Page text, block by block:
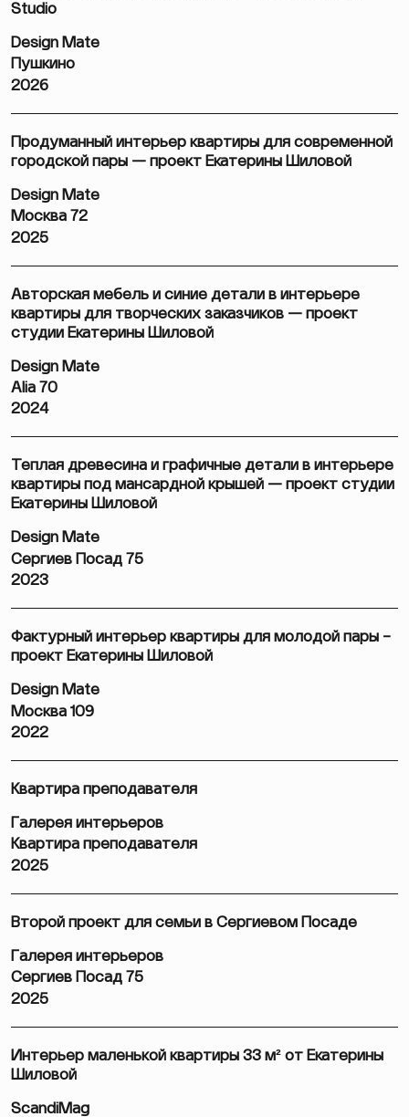
Studio
Design Mate
Пушкино
2026
Продуманный интерьер квартиры для современной
городской пары — проект Екатерины Шиловой
Design Mate
Москва 72
2025
Авторская мебель и синие детали в интерьере
квартиры для творческих заказчиков — проект
студии Екатерины Шиловой
Design Mate
Alia 70
2024
Теплая древесина и графичные детали в интерьере
квартиры под мансардной крышей — проект студии
Екатерины Шиловой
Design Mate
Сергиев Посад 75
2023
Фактурный интерьер квартиры для молодой пары –
проект Екатерины Шиловой
Design Mate
Москва 109
2022
Квартира преподавателя
Галерея интерьеров
Квартира преподавателя
2025
Второй проект для семьи в Сергиевом Посаде
Галерея интерьеров
Сергиев Посад 75
2025
Интерьер маленькой квартиры 33 м² от Екатерины
Шиловой
ScandiMag